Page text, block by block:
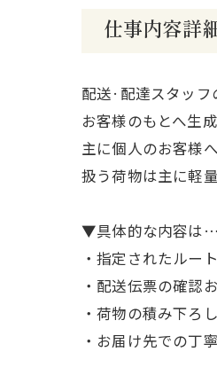
仕事内容詳
配送·配達スタッフ
お客様のもとへ生
主に個人のお客様
扱う荷物は主に軽
▼具体的な内容は…
・指定されたルー
・配送伝票の確認
・荷物の積み下ろ
・お届け先での丁